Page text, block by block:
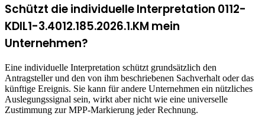
Schützt die individuelle Interpretation 0112-
KDIL1-3.4012.185.2026.1.KM mein
Unternehmen?
Eine individuelle Interpretation schützt grundsätzlich den
Antragsteller und den von ihm beschriebenen Sachverhalt oder das
künftige Ereignis. Sie kann für andere Unternehmen ein nützliches
Auslegungssignal sein, wirkt aber nicht wie eine universelle
Zustimmung zur MPP-Markierung jeder Rechnung.